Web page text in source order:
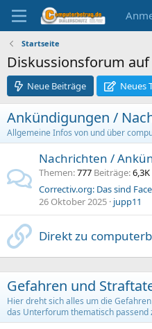
Startseite
Diskussionsforum
Neue Beiträge Neues
Ankündigungen /
Allgemeine Infos von und über
Nachrichten /
Themen 777 Beiträge 6,3K
26 Oktober 2025 jupp11
Direkt zu
Gefahren und
Hier dreht sich alles um die
das Unterforum thematisch passend